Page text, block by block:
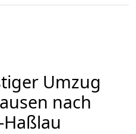
Umzug
nach